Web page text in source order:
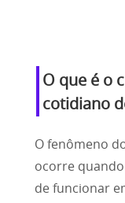
O que é o
cotidiano
O fenômeno
ocorre
de funcionar